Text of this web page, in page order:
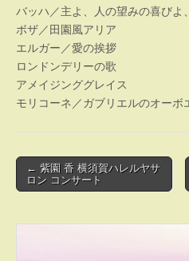
バッハ／主よ、人の望みの喜びよ
ボザ／田園風アリア
エルガー／愛の挨拶
ロンドンデリーの歌
アメイジンググレイス
モリコーネ／ガブリエルのオー
Post
navigation
← 紫園 香 横須賀ハレルヤサ
ロン コンサート